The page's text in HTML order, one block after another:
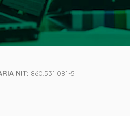
NIT: 860.531.081-5